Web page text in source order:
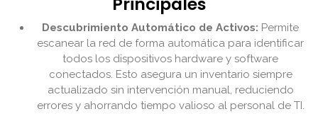
Descubrimiento Automático de Activos: Permite
escanear la red de forma automática para identificar
todos los dispositivos hardware y software
conectados. Esto asegura un inventario siempre
actualizado sin intervención manual, reduciendo
errores y ahorrando tiempo valioso al personal de TI.